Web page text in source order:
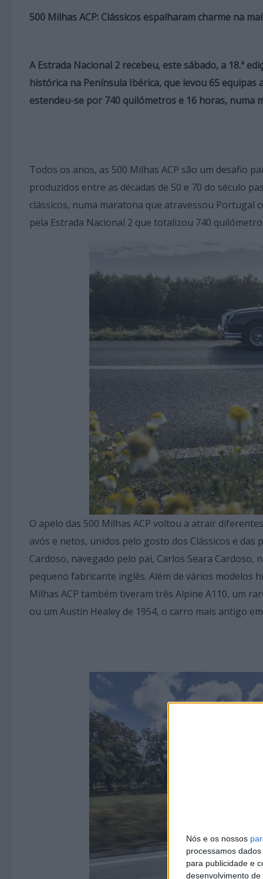
Nós e os nossos
processamos
para publicidade e
desenvolvimento de
500 Milhas ACP: Clássicos espalharam charme na
A Estrada Nacional 2 recebeu, este sábado, a 18.ª
histórica na Península Ibérica, que levou 65 equipas
estendeu-se por 740 quilómetros e 16 horas, numa
Todos os anos, as 500 Milhas ACP são um desafio
produzidos entre as décadas de 50 e 70 do século
clássicos, numa maratona que atravessou Portugal
pela Estrada Nacional 2 que totalizou 740
O apelo das 500 Milhas ACP voltou a atrair
avós e netos, unidos pelo gosto dos Clássicos e das
Cardoso, navegado pelo pai, Carlos Seara
pequeno fabricante inglês. Além de vários modelos
Milhas ACP também tiveram três Alpine A110, um
ou um Austin Healey de 1954, o carro mais antigo